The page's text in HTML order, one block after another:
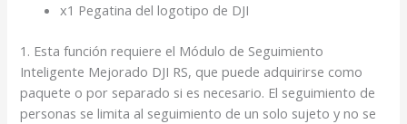
x1 Pegatina del logotipo de DJI
1. Esta función requiere el Módulo de Seguimiento
Inteligente Mejorado DJI RS, que puede adquirirse como
paquete o por separado si es necesario. El seguimiento de
personas se limita al seguimiento de un solo sujeto y no se